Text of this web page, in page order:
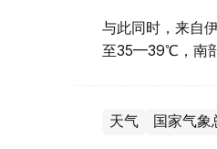
与此同时，来自
至35—39℃，南
天气 国家气象